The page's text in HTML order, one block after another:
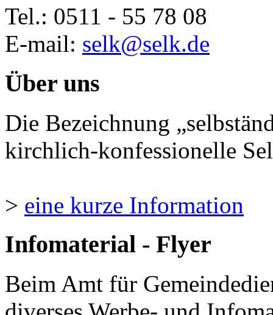
Tel.: 0511 - 55 78 08
E-mail: selk@selk.de
Über uns
Die Bezeichnung
kirchlich-konfessionelle
> eine kurze Information
Infomaterial - Flyer
Beim Amt für